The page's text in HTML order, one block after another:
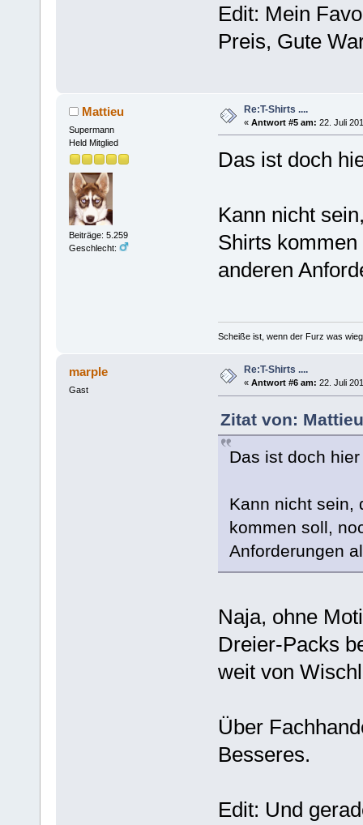
Edit: Mein
Preis, Gute
Mattieu
Supermann
Held Mitglied
Beiträge: 5.259
Geschlecht:
Re:T-Shirts ....
« Antwort #5 am: 22. Juli
Das ist doch
Kann nicht
Shirts
anderen
Scheiße ist, wenn der Furz was
marple
Gast
Re:T-Shirts ....
« Antwort #6 am: 22. Juli
Zitat von:
Das ist doch
Kann nicht sein,
kommen soll,
Anforderungen
Naja, ohne
Dreier-Packs
weit von
Über
Besseres.
Edit: Und